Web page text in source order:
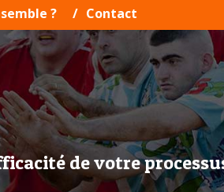
? Contact
de votre